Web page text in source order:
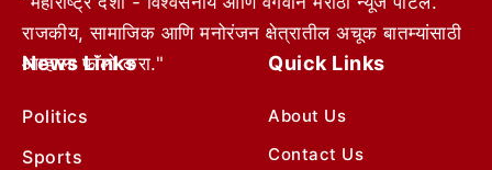
राजकीय, सामाजिक आणि मनोरंजन क्षेत्रातील अचूक बातम्यांसाठी
आम्हाला फॉलो करा."
News Links
Politics
Sports
Quick Links
About Us
Contact Us